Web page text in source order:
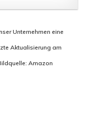
Unternehmen eine
Aktualisierung am
Amazon